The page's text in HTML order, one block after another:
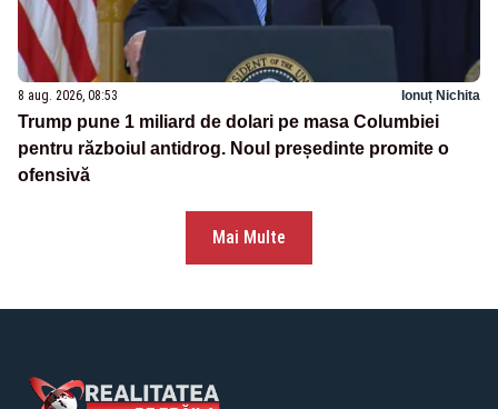
8 aug. 2026, 08:53 Ionuț Nichita
Trump pune 1 miliard de dolari pe masa Columbiei
pentru războiul antidrog. Noul președinte promite o
ofensivă
Mai Multe